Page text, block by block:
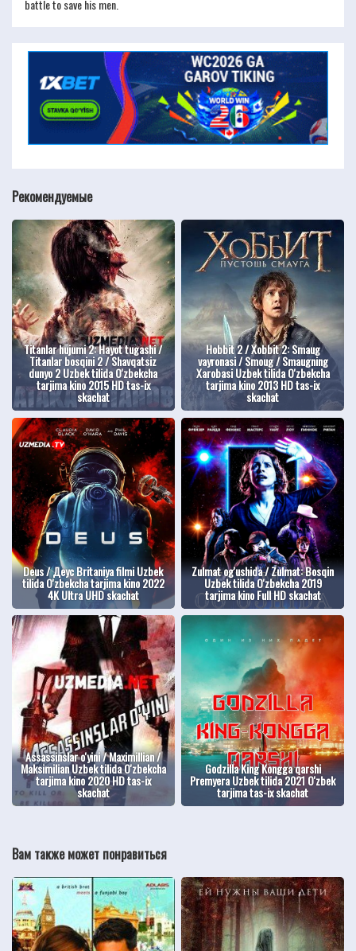
battle to save his men.
Рекомендуемые
Titanlar hujumi 2: Hayot tugashi /
Titanlar bosqini 2 / Shavqatsiz
dunyo 2 Uzbek tilida O'zbekcha
tarjima kino 2015 HD tas-ix
skachat
Hobbit 2 / Xobbit 2: Smaug
vayronasi / Smoug / Smaugning
Xarobasi Uzbek tilida O'zbekcha
tarjima kino 2013 HD tas-ix
skachat
Deus / Деус Britaniya filmi Uzbek
tilida O'zbekcha tarjima kino 2022
4K Ultra UHD skachat
Zulmat og'ushida / Zulmat: Bosqin
Uzbek tilida O'zbekcha 2019
tarjima kino Full HD skachat
Assassinslar o'yini / Maximillian /
Maksimilian Uzbek tilida O'zbekcha
tarjima kino 2020 HD tas-ix
skachat
Godzilla King Kongga qarshi
Premyera Uzbek tilida 2021 O'zbek
tarjima tas-ix skachat
Вам также может понравиться